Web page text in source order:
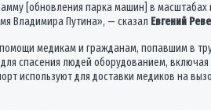
[обновления парка машин] в масштабах
Владимира Путина», — сказал Евгений
медикам и гражданам, попавшим в
спасения людей оборудованием,
используют для доставки медиков на